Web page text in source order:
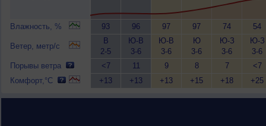
Влажность, %
Ветер, метр/с
Порывы ветра
Комфорт,°C
93
В
2-5
<7
+13
96
Ю-В
3-6
11
+13
97
Ю-В
3-6
9
+13
97
Ю
3-6
8
+15
74
Ю-З
3-6
7
+18
54
Ю-З
3-6
<7
+25